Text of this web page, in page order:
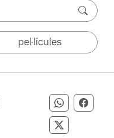
pel·lícules
Compartir
Compartir